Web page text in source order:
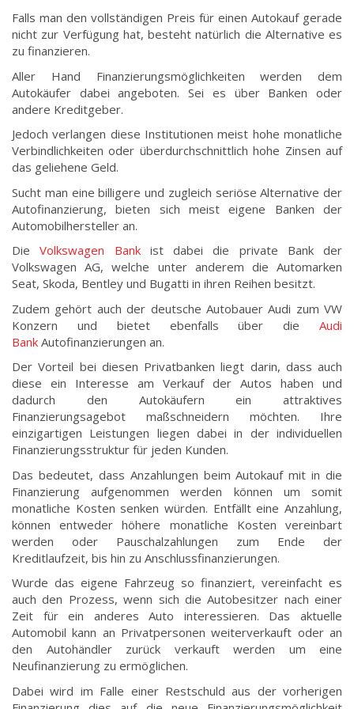
Falls man den vollständigen Preis für einen Autokauf gerade
nicht zur Verfügung hat, besteht natürlich die Alternative es
zu finanzieren.
Aller Hand Finanzierungsmöglichkeiten werden dem
Autokäufer dabei angeboten. Sei es über Banken oder
andere Kreditgeber.
Jedoch verlangen diese Institutionen meist hohe monatliche
Verbindlichkeiten oder überdurchschnittlich hohe Zinsen auf
das geliehene Geld.
Sucht man eine billigere und zugleich seriöse Alternative der
Autofinanzierung, bieten sich meist eigene Banken der
Automobilhersteller an.
DieVolkswagen Bankist dabei die private Bank der
Volkswagen AG, welche unter anderem die Automarken
Seat, Skoda, Bentley und Bugatti in ihren Reihen besitzt.
Zudem gehört auch der deutsche Autobauer Audi zum VW
Konzern und bietet ebenfalls über die Audi
Bank Autofinanzierungen an.
Der Vorteil bei diesen Privatbanken liegt darin, dass auch
diese ein Interesse am Verkauf der Autos haben und
dadurch den Autokäufern ein attraktives
Finanzierungsagebot maßschneidern möchten. Ihre
einzigartigen Leistungen liegen dabei in der individuellen
Finanzierungsstruktur für jeden Kunden.
Das bedeutet, dass Anzahlungen beim Autokauf mit in die
Finanzierung aufgenommen werden können um somit
monatliche Kosten senken würden. Entfällt eine Anzahlung,
können entweder höhere monatliche Kosten vereinbart
werden oder Pauschalzahlungen zum Ende der
Kreditlaufzeit, bis hin zu Anschlussfinanzierungen.
Wurde das eigene Fahrzeug so finanziert, vereinfacht es
auch den Prozess, wenn sich die Autobesitzer nach einer
Zeit für ein anderes Auto interessieren. Das aktuelle
Automobil kann an Privatpersonen weiterverkauft oder an
den Autohändler zurück verkauft werden um eine
Neufinanzierung zu ermöglichen.
Dabei wird im Falle einer Restschuld aus der vorherigen